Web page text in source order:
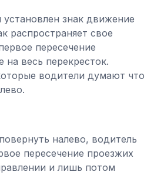
знак движение
распространяет свое
пересечение
на весь перекресток.
водители думают что
налево, водитель
пересечение проезжих
и лишь потом